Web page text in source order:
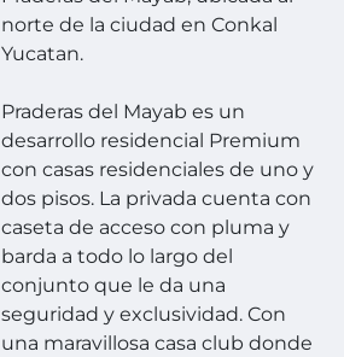
norte de la ciudad en Conkal
Yucatan.
Praderas del Mayab es un
desarrollo residencial Premium
con casas residenciales de uno y
dos pisos. La privada cuenta con
caseta de acceso con pluma y
barda a todo lo largo del
conjunto que le da una
seguridad y exclusividad. Con
una maravillosa casa club donde